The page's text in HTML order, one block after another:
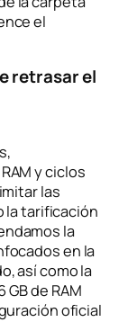
el
retrasar el
y ciclos
las
la tarificación
la
en la
así como la
de RAM
oficial